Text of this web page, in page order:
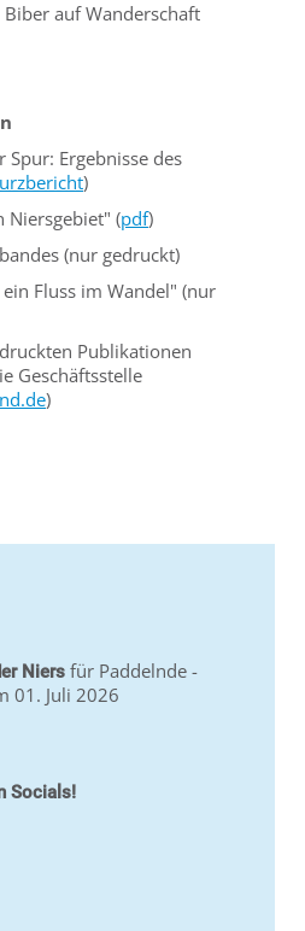
auf Wanderschaft
Ergebnisse des
)
Niersgebiet" (pdf)
(nur gedruckt)
Fluss im Wandel" (nur
Publikationen
Geschäftsstelle
)
Niers für Paddelnde -
01. Juli 2026
Socials!